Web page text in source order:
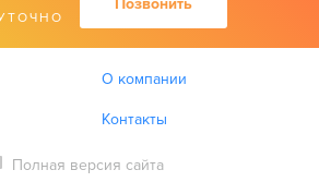
Позвонить
О компании
Контакты
Полная версия сайта